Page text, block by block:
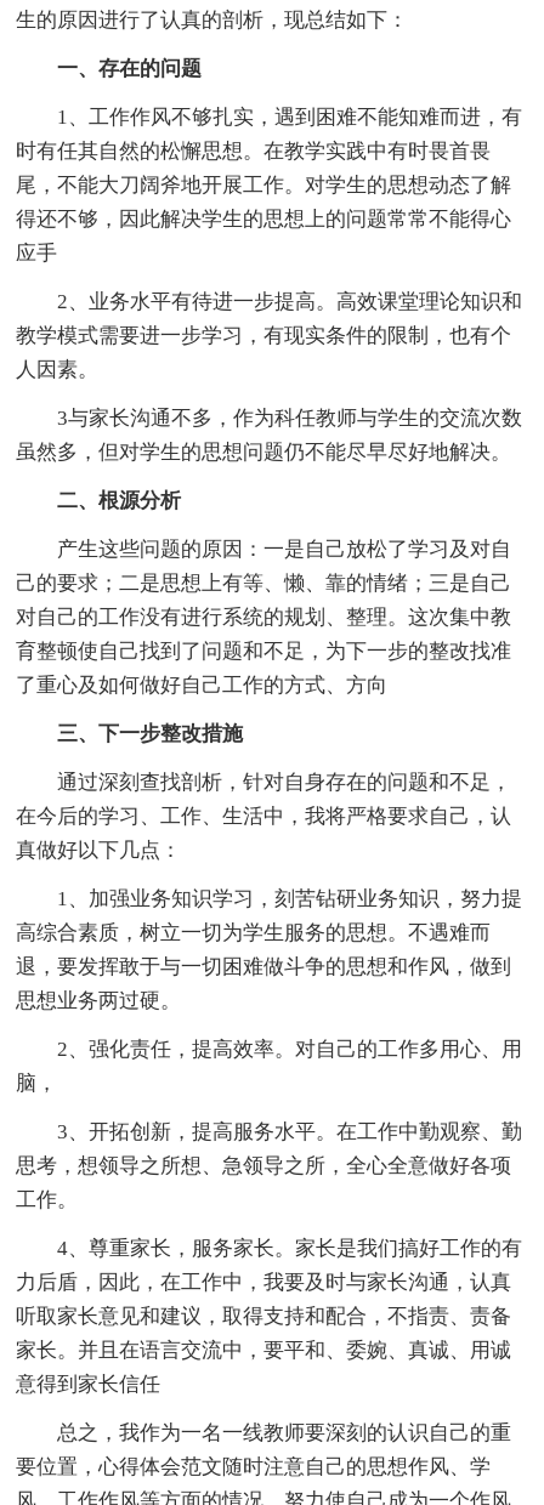
生的原因进行了认真的剖析，现总结如下：
一、存在的问题
1、工作作风不够扎实，遇到困难不能知难而进，有
时有任其自然的松懈思想。在教学实践中有时畏首畏
尾，不能大刀阔斧地开展工作。对学生的思想动态了解
得还不够，因此解决学生的思想上的问题常常不能得心
应手
2、业务水平有待进一步提高。高效课堂理论知识和
教学模式需要进一步学习，有现实条件的限制，也有个
人因素。
3与家长沟通不多，作为科任教师与学生的交流次数
虽然多，但对学生的思想问题仍不能尽早尽好地解决。
二、根源分析
产生这些问题的原因：一是自己放松了学习及对自
己的要求；二是思想上有等、懒、靠的情绪；三是自己
对自己的工作没有进行系统的规划、整理。这次集中教
育整顿使自己找到了问题和不足，为下一步的整改找准
了重心及如何做好自己工作的方式、方向
三、下一步整改措施
通过深刻查找剖析，针对自身存在的问题和不足，
在今后的学习、工作、生活中，我将严格要求自己，认
真做好以下几点：
1、加强业务知识学习，刻苦钻研业务知识，努力提
高综合素质，树立一切为学生服务的思想。不遇难而
退，要发挥敢于与一切困难做斗争的思想和作风，做到
思想业务两过硬。
2、强化责任，提高效率。对自己的工作多用心、用
脑，
3、开拓创新，提高服务水平。在工作中勤观察、勤
思考，想领导之所想、急领导之所，全心全意做好各项
工作。
4、尊重家长，服务家长。家长是我们搞好工作的有
力后盾，因此，在工作中，我要及时与家长沟通，认真
听取家长意见和建议，取得支持和配合，不指责、责备
家长。并且在语言交流中，要平和、委婉、真诚、用诚
意得到家长信任
总之，我作为一名一线教师要深刻的认识自己的重
要位置，心得体会范文随时注意自己的思想作风、学